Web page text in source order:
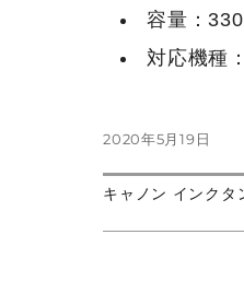
容量：
対応機種
投
日:
2020年5月19日
投
前
投
キャノン インク
の